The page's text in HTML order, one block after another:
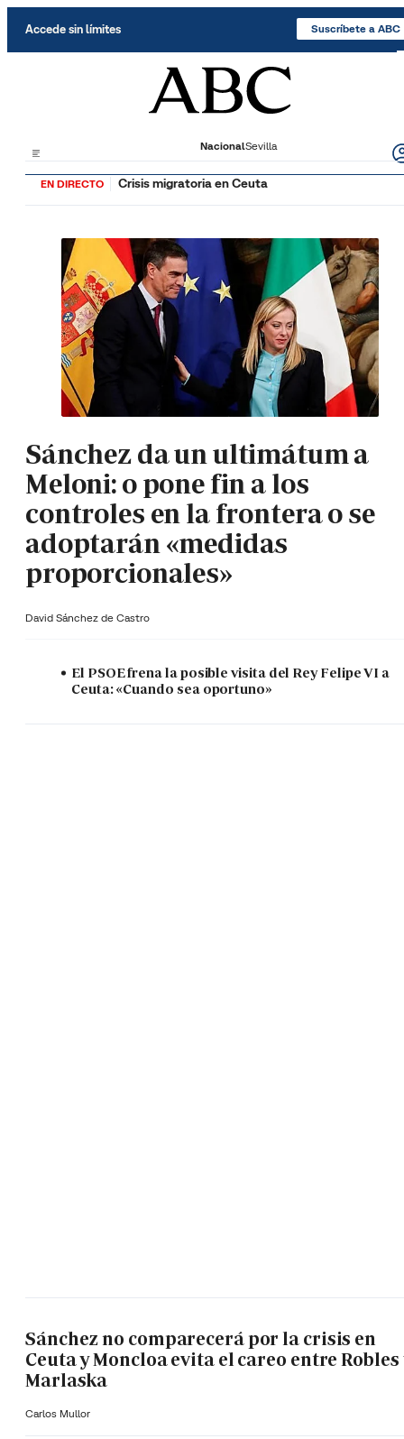
Accede sin límites Suscríbete a ABC
NacionalSevilla
EN DIRECTO Crisis migratoria en Ceuta
Sánchez da un ultimátum a
Meloni: o pone fin a los
controles en la frontera o se
adoptarán «medidas
proporcionales»
David Sánchez de Castro
El PSOE frena la posible visita del Rey Felipe VI a
Ceuta: «Cuando sea oportuno»
Sánchez no comparecerá por la crisis en
Ceuta y Moncloa evita el careo entre Robles
Marlaska
Carlos Mullor